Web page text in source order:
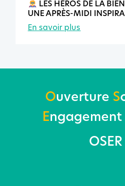
LES HÉROS DE LA
UNE APRÈS-MIDI
DE VIE D’AVENEL
En savoir plus
Ouverture S
Engagement
OSER